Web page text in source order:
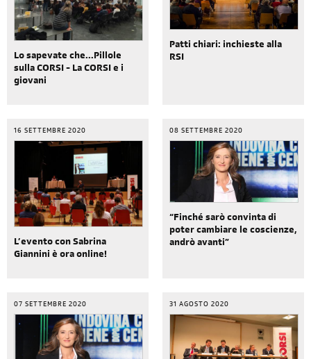
Lo sapevate che...Pillole
sulla CORSI - La CORSI e i
giovani
Patti chiari: inchieste alla
RSI
16 SETTEMBRE 2020
L’evento con Sabrina
Giannini è ora online!
08 SETTEMBRE 2020
“Finché sarò convinta di
poter cambiare le coscienze,
andrò avanti”
07 SETTEMBRE 2020 31 AGOSTO 2020